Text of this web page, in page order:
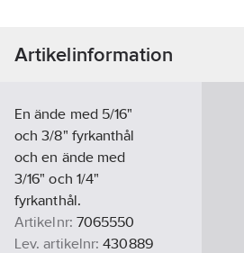
Artikelinformation
En ände med 5/16"
och 3/8" fyrkanthål
och en ände med
3/16" och 1/4"
fyrkanthål.
Artikelnr: 7065550
Lev. artikelnr: 430889